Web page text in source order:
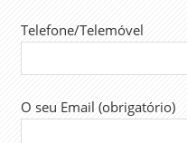
Telefone/Telemóvel
O seu Email (obrigatório)